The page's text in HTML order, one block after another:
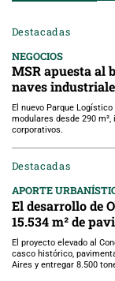
Destacadas
NEGOCIOS
MSR apuesta al
naves
El nuevo Parque
modulares desde 290
corporativos.
Destacadas
APORTE
El desarrollo de
15.534 m² de
El proyecto elevado al
casco histórico,
Aires y entregar 8.500